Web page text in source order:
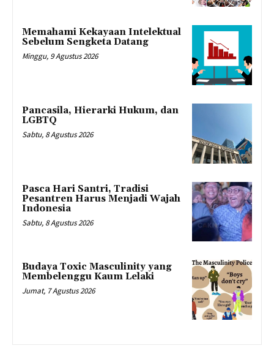
Memahami Kekayaan Intelektual
Sebelum Sengketa Datang
Minggu, 9 Agustus 2026
Pancasila, Hierarki Hukum, dan
LGBTQ
Sabtu, 8 Agustus 2026
Pasca Hari Santri, Tradisi
Pesantren Harus Menjadi Wajah
Indonesia
Sabtu, 8 Agustus 2026
Budaya Toxic Masculinity yang
Membelenggu Kaum Lelaki
Jumat, 7 Agustus 2026